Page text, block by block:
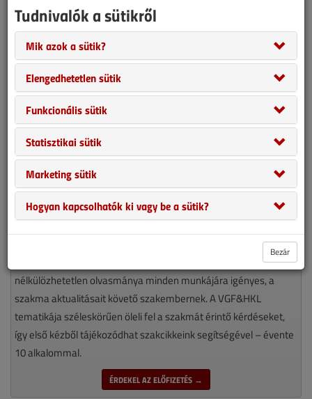
is?
Meddig érvényes a hozzáférés a megvásárolt cikkhez?
VGF&HKL előfizetés
nélkülözhetetlen olvasmánya minden munkájára igényes, a
szakma aktualitásait követő szakembernek. A VGF&HKL
tematikája széleskörűen öleli fel a szakmát érintő kérdéseket,
így első kézből tájékozódhat szakcikkeink segítségével – évente
10 alkalommal.
ÉRDEKEL AZ ELŐFIZETÉS →
Tudnivalók a sütikről
Mik azok a sütik?
Elengedhetetlen sütik
Funkcionális sütik
Statisztikai sütik
Marketing sütik
Hogyan kapcsolhatók ki vagy be a sütik?
Bezár